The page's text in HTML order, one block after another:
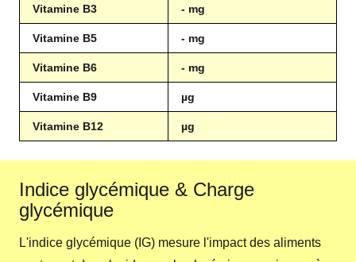
Vitamine B3 - mg
Vitamine B5 - mg
Vitamine B6 - mg
Vitamine B9 µg
Vitamine B12 µg
Indice glycémique & Charge
glycémique
L'indice glycémique (IG) mesure l'impact des aliments